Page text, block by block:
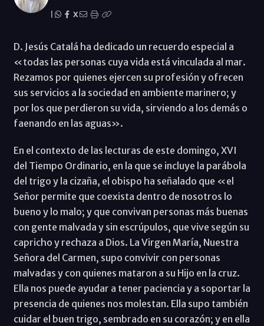
X
D. Jesús Catalá ha dedicado un recuerdo especial a
«todas las personas cuya vida está vinculada al mar.
Rezamos por quienes ejercen su profesión y ofrecen
sus servicios a la sociedad en ambiente marinero; y
por los que perdieron su vida, sirviendo a los demás o
faenando en las aguas».
En el contexto de las lecturas de este domingo, XVI
del Tiempo Ordinario, en la que se incluye la parábola
del trigo y la cizaña, el obispo ha señalado que «el
Señor permite que coexista dentro de nosotros lo
bueno y lo malo; y que convivan personas más buenas
con gente malvada y sin escrúpulos, que vive según su
capricho y rechaza a Dios. La Virgen María, Nuestra
Señora del Carmen, supo convivir con personas
malvadas y con quienes mataron a su Hijo en la cruz.
Ella nos puede ayudar a tener paciencia y a soportar la
presencia de quienes nos molestan. Ella supo también
cuidar el buen trigo, sembrado en su corazón; y en ella